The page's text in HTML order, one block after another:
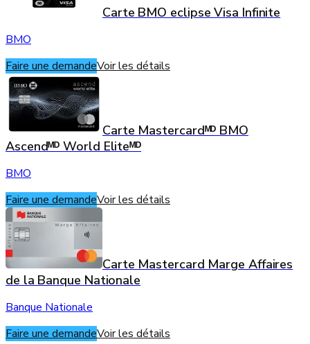
Carte BMO eclipse Visa Infinite
BMO
Faire une demandeVoir les détails
Carte Mastercardᴹᴰ BMO
Ascendᴹᴰ World Eliteᴹᴰ
BMO
Faire une demandeVoir les détails
Carte Mastercard Marge Affaires
de la Banque Nationale
Banque Nationale
Faire une demandeVoir les détails